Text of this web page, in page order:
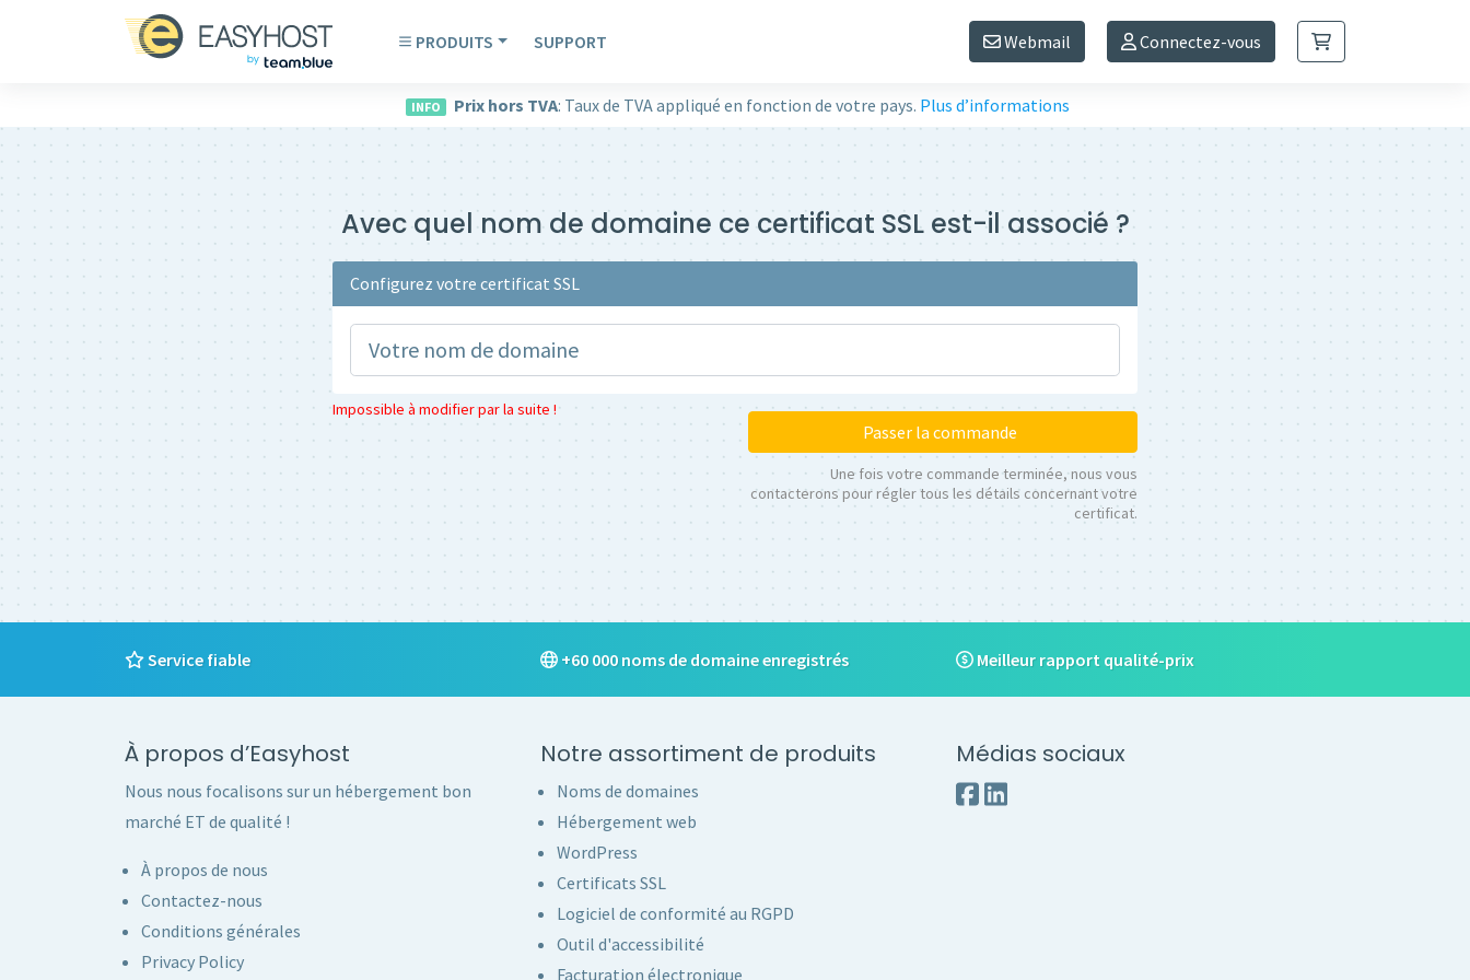
PRODUITS SUPPORT Webmail Connectez-vous
INFO Prix hors TVA: Taux de TVA appliqué en fonction de votre pays. Plus d’informations
Avec quel nom de domaine ce certificat SSL est-il associé ?
Configurez votre certificat SSL
Impossible à modifier par la suite !
Passer la commande
Une fois votre commande terminée, nous vous
contacterons pour régler tous les détails concernant votre
certificat.
Service fiable +60 000 noms de domaine enregistrés Meilleur rapport qualité-prix
À propos d’Easyhost
Nous nous focalisons sur un hébergement bon
marché ET de qualité !
À propos de nous
Contactez-nous
Conditions générales
Privacy Policy
Notre assortiment de produits
Noms de domaines
Hébergement web
WordPress
Certificats SSL
Logiciel de conformité au RGPD
Outil d'accessibilité
Facturation électronique
Médias sociaux